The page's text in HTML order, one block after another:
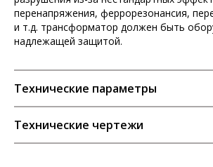
перенапряжения, феррорезонансия,
и т.д. трансформатор должен быть
надлежащей защитой.
Технические параметры
Технические чертежи